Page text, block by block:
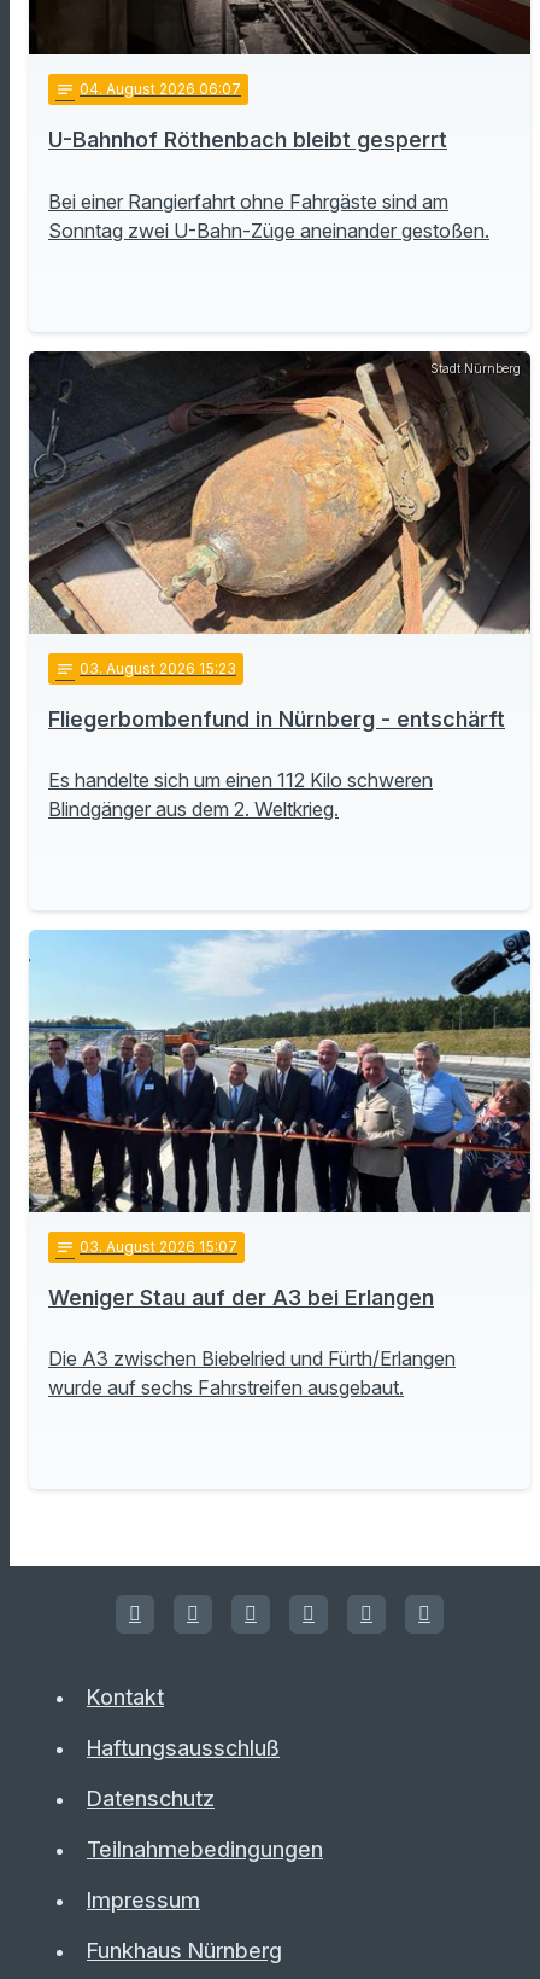
notes 04. August 2026 06:07
U-Bahnhof Röthenbach bleibt gesperrt
Bei einer Rangierfahrt ohne Fahrgäste sind am
Sonntag zwei U-Bahn-Züge aneinander gestoßen.
Stadt Nürnberg
notes 03. August 2026 15:23
Fliegerbombenfund in Nürnberg - entschärft
Es handelte sich um einen 112 Kilo schweren
Blindgänger aus dem 2. Weltkrieg.
notes 03. August 2026 15:07
Weniger Stau auf der A3 bei Erlangen
Die A3 zwischen Biebelried und Fürth/Erlangen
wurde auf sechs Fahrstreifen ausgebaut.
Kontakt
Haftungsausschluß
Datenschutz
Teilnahmebedingungen
Impressum
Funkhaus Nürnberg